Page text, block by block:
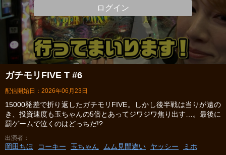
ログイン
ガチモリFIVE T #6
配信開始日：2026年06月23日
15000発差で折り返したガチモリFIVE。しかし後半戦は当りが遠の
き、投資速度も玉ちゃんの5倍とあってジワジワ焦り出す…。最後に
罰ゲームで泣くのはどっちだ!?
出演者
岡田ちほ コーキー 玉ちゃん ムム見間違い ヤッシー ミホ